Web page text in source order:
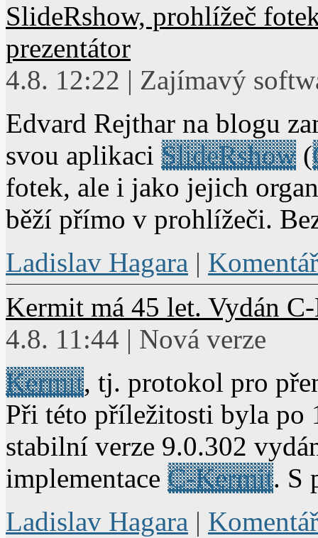
SlideRshow, prohlížeč
prezentátor
4.8. 12:22 | Zajímavý
Edvard Rejthar na blogu
svou aplikaci SlideRshow (
fotek, ale i jako jejich
běží přímo v prohlížeči.
Ladislav Hagara |
Kermit má 45 let. Vydán
4.8. 11:44 | Nová verze
Kermit, tj. protokol pro
Při této příležitosti byla po
stabilní verze 9.0.302
implementace C-Kermit. S
Ladislav Hagara |